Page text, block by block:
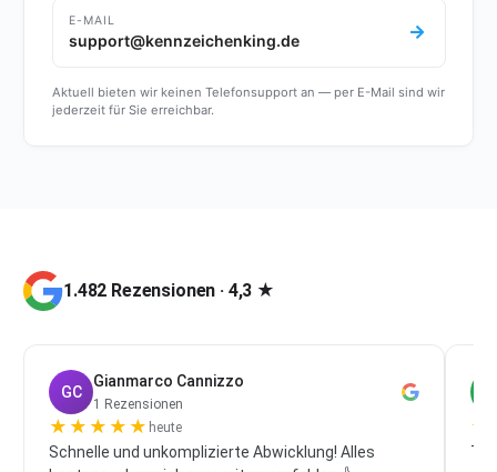
E-MAIL
support@kennzeichenking.de
Aktuell bieten wir keinen Telefonsupport an — per E-Mail sind wir
jederzeit für Sie erreichbar.
1.482 Rezensionen · 4,3 ★
GC
Gianmarco Cannizzo
1 Rezensionen
★ ★ ★ ★ ★ heute
Schnelle und unkomplizierte Abwicklung! Alles
★